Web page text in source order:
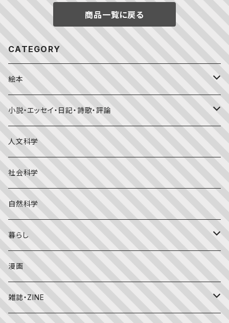
商品一覧に戻る
CATEGORY
絵本
福音館書店月刊誌
こどものとも0.1.2
こどものとも年少版
かがくのとも
その他の月刊誌
おはなしプーカ
チャイルドブックアップル（2・3歳～）
日本の絵本
外国の絵本
昔話・民話
日本の昔話・民話
外国の昔話・民話
おばけ・妖怪・こわい絵本
のりもの絵本
小説・エッセイ・日記・詩歌・評論
日本文学
詩・短歌・俳句・ことば
評論
エッセイ・日記
海外文学
人文科学
社会科学
自然科学
暮らし
食・料理
住まい・インテリア
漫画
雑誌・ZINE